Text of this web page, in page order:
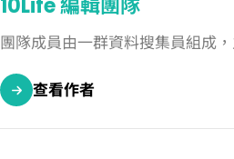
10Life編輯團隊
團隊成員由一群資料搜集員組成
查看作者